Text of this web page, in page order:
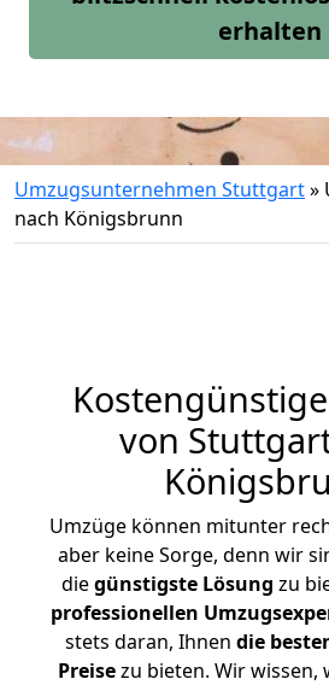
erhalten
Umzugsunternehmen Stuttgart»
nach Königsbrunn
von
Umzüge können mitunter
aber keine Sorge, denn wir
diegünstigste Lösung zu
professionellen
stets daran, Ihnen die
Preisezu bieten. Wir wissen,